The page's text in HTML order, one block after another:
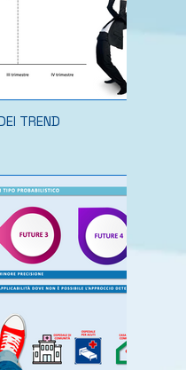
TREND